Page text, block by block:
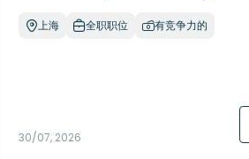
上海 全职职位 有竞争力的
30/07, 2026